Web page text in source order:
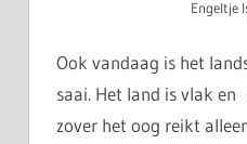
Engeltje
Ook vandaag is het
saai. Het land is vlak
zover het oog reikt